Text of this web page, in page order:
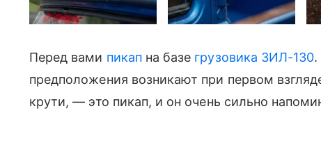
Перед вами пикап на базе грузовика ЗИЛ-130.
предположения возникают при первом
крути, — это пикап, и он очень сильно